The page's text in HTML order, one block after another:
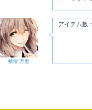
桧垣 万里
アイテム数